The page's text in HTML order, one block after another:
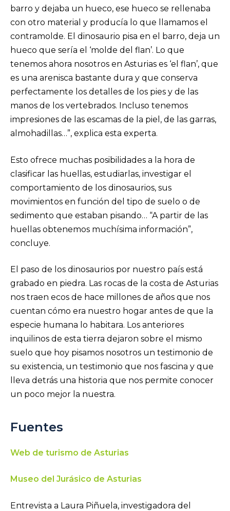
barro y dejaba un hueco, ese hueco se rellenaba
con otro material y producía lo que llamamos el
contramolde. El dinosaurio pisa en el barro, deja un
hueco que sería el ‘molde del flan’. Lo que
tenemos ahora nosotros en Asturias es ‘el flan’, que
es una arenisca bastante dura y que conserva
perfectamente los detalles de los pies y de las
manos de los vertebrados. Incluso tenemos
impresiones de las escamas de la piel, de las garras,
almohadillas…”, explica esta experta.
Esto ofrece muchas posibilidades a la hora de
clasificar las huellas, estudiarlas, investigar el
comportamiento de los dinosaurios, sus
movimientos en función del tipo de suelo o de
sedimento que estaban pisando… “A partir de las
huellas obtenemos muchísima información”,
concluye.
El paso de los dinosaurios por nuestro país está
grabado en piedra. Las rocas de la costa de Asturias
nos traen ecos de hace millones de años que nos
cuentan cómo era nuestro hogar antes de que la
especie humana lo habitara. Los anteriores
inquilinos de esta tierra dejaron sobre el mismo
suelo que hoy pisamos nosotros un testimonio de
su existencia, un testimonio que nos fascina y que
lleva detrás una historia que nos permite conocer
un poco mejor la nuestra.
Fuentes
Web de turismo de Asturias
Museo del Jurásico de Asturias
Entrevista a Laura Piñuela, investigadora del